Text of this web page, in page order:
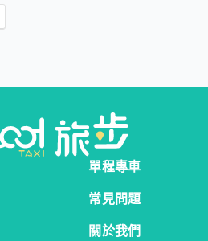
單程專車
常見問題
關於我們